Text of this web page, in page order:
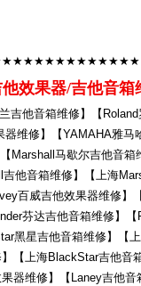
效果器/吉他音箱
吉他音箱维修】【
器维修】【YAMAHA雅
Marshall马歇尔吉他音
吉他音箱维修】【上海
百威吉他效果器维修
芬达吉他音箱维修】
黑星吉他音箱维修】【
【上海BlackStar吉他音
器维修】【Laney吉他